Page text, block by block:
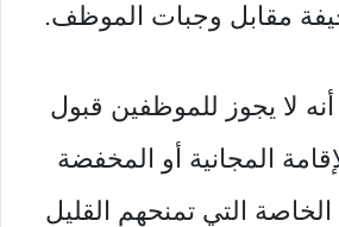
مقابل وجبات الموظف.
لا يجوز للموظفين قبول
المجانية أو المخفضة
الخاصة التي تمنحهم القليل